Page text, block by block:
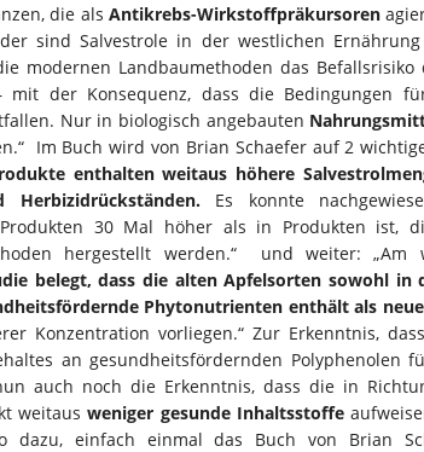
die als Antikrebs-Wirkstoff­präkursoren
sind Salvestrole in der westlichen
modernen Landbaumethoden das
mit der Konsequenz, dass die Bedingungen
Nur in biologisch angebauten
Im Buch wird von Brian Schaefer auf 2
enthalten weitaus höhere
Herbizidrückständen.Es konnte
Produkten 30 Mal höher als in Produkten ist,
hergestellt werden.“ und weiter: „Am
belegt, dass die alten Apfelsorten sowohl in
Phytonutrienten enthält als
Konzentration vorliegen.“ Zur Erkenntnis,
an gesundheitsfördernden Polyphenolen
auch noch die Erkenntnis, dass die in
weitausweniger gesunde Inhaltsstoffe
dazu, einfach einmal das Buch von Brian